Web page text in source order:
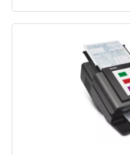
Imagem